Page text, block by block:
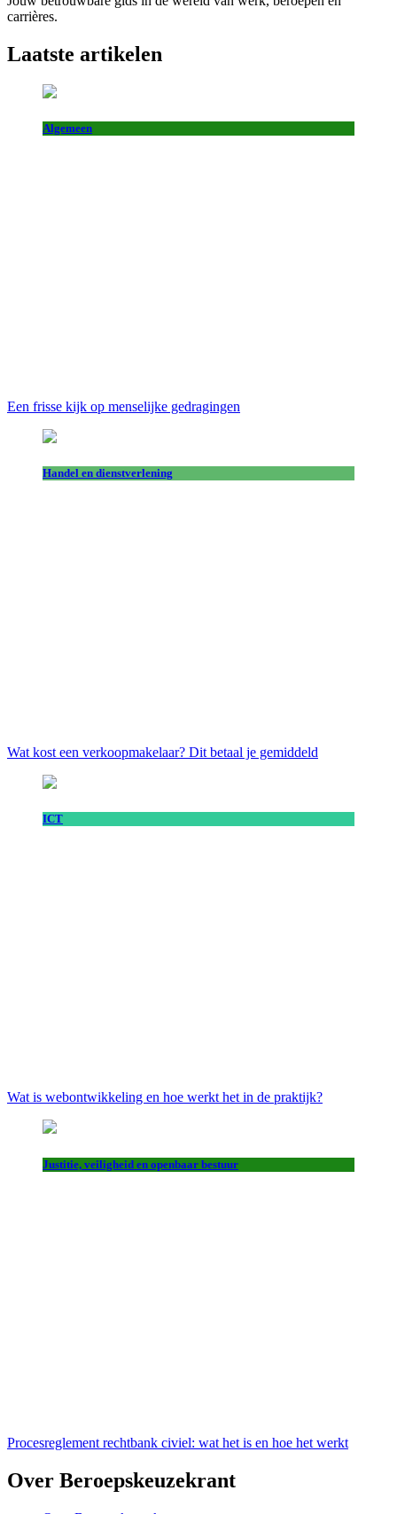
carrières.
Laatste artikelen
Algemeen
Een frisse kijk op menselijke gedragingen
Handel en dienstverlening
Wat kost een verkoopmakelaar? Dit betaal je gemiddeld
ICT
Wat is webontwikkeling en hoe werkt het in de praktijk?
Justitie, veiligheid en openbaar bestuur
Procesreglement rechtbank civiel: wat het is en hoe het werkt
Over Beroepskeuzekrant